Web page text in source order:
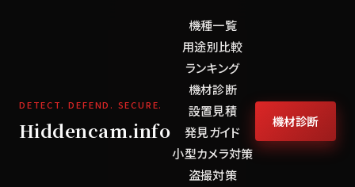
DETECT. DEFEND. SECURE.
Hiddencam.info
機種一覧
用途別比較
ランキング
機材診断
設置見積
発見ガイド
小型カメラ対策
盗撮対策
機材診断